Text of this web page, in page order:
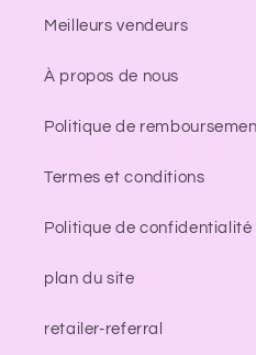
Meilleurs vendeurs
À propos de nous
Politique de
Termes et conditions
Politique de confidentialité
plan du site
retailer-referral